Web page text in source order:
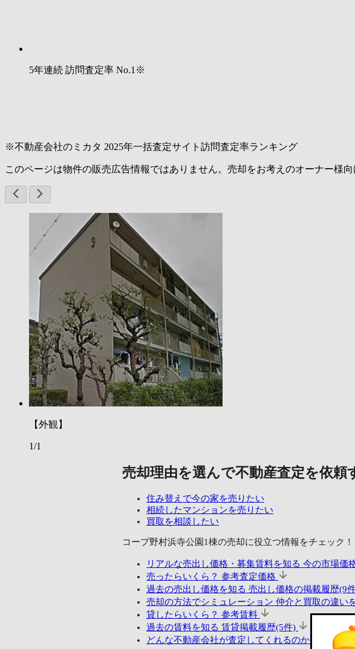
5年連続 訪問査定率 No.1 ※
※不動産会社のミカタ 2025年一括査定サイト訪問査定率ランキング
このページは物件の販売広告情報ではありません。売却をお考えのオーナー様向
【外観】
1/1
売却理由を選んで不動産査定を依頼
住み替えで今の家を売りたい
相続したマンションを売りたい
買取を相談したい
コープ野村浜寺公園1棟の売却に役立つ情報をチェック！
リアルな売出し価格・募集賃料を知る 今の市場価
売ったらいくら？ 参考査定価格
過去の売出し価格を知る 売出し価格の掲載履歴(9
売却の方法でシミュレーション 仲介と買取の違い
貸したらいくら？ 参考賃料
過去の賃料を知る 賃貸掲載履歴(5件)
どんな不動産会社が査定してくれるのか見る
査定